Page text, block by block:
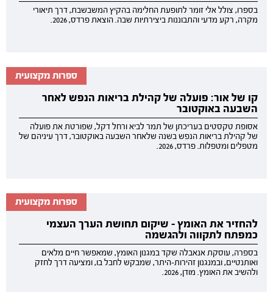
בספרו, צולל אלי זומר לתופעת החלימה בהקיץ המשבשבת, דרך תיאורי
מקרה, רקע מדעי והתבוננות ביצירתיות שבה. הוצאת פרדס, 2026.
ספרות מקצועית
קו של אור: פועלה של קהילת בריאות הנפש לאחר
השבעה באוקטובר
אסופת טקסטים בעריכתן של תמר לביא ורחל דקל, שפורטת את פועלה
של קהילת בריאות הנפש בשנה שלאחר השבעה באוקטובר, דרך עיניהם של
מטפלים ומטפלות. פרדס, 2026.
ספרות מקצועית
להחזיר את האומץ - שיקום תחושת הערך העצמי
כמפתח לתקווה ולהגשמה
בספרה, עוסקת אנאבלה שקד במגנון האומץ, שמאפשר חיים מלאים
ואותנטיים, ובמנגנון זהירות-היתר, שמבקש לחבל בו, ומציעה דרך לחזק
ולהשיב את האומץ. מודן, 2026.